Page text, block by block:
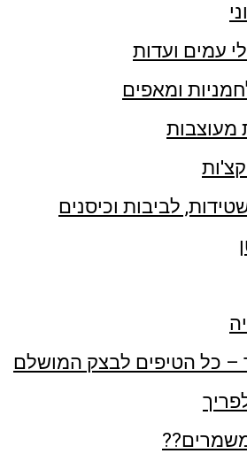
עמים ועדות
ומאפים
מעוצבות
לביבות וכיסנים
– כל הטיפים לבצק המושלם